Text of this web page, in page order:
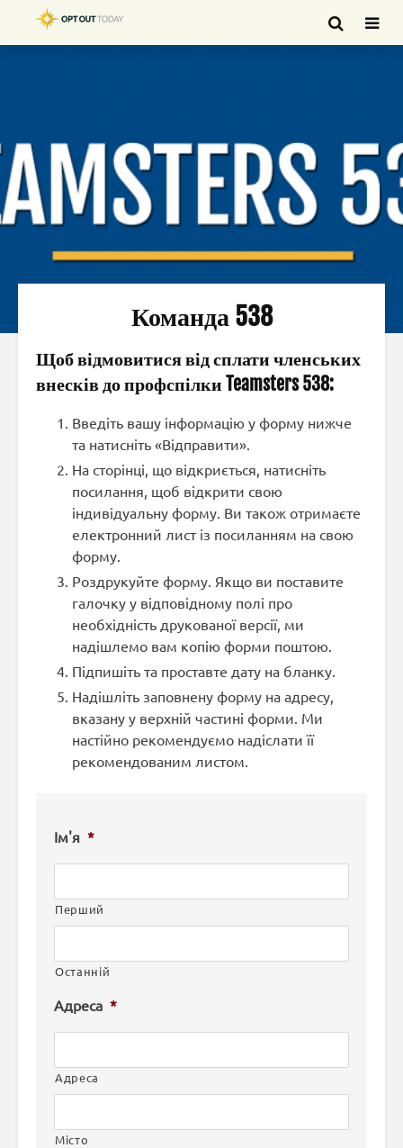
Команда 538
Щоб відмовитися від сплати членських
внесків до профспілки Teamsters 538:
Введіть вашу інформацію у форму нижче
та натисніть «Відправити».
На сторінці, що відкриється, натисніть
посилання, щоб відкрити свою
індивідуальну форму. Ви також отримаєте
електронний лист із посиланням на свою
форму.
Роздрукуйте форму. Якщо ви поставите
галочку у відповідному полі про
необхідність друкованої версії, ми
надішлемо вам копію форми поштою.
Підпишіть та проставте дату на бланку.
Надішліть заповнену форму на адресу,
вказану у верхній частині форми. Ми
настійно рекомендуємо надіслати її
рекомендованим листом.
Ім'я *
Перший
Останній
Адреса *
Адреса
Місто